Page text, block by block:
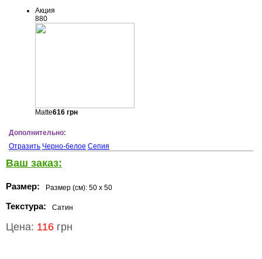
Акция
880
Matte616грн
Дополнительно:
Отразить Черно-белое Сепия
Ваш заказ:
Размер: Размер (см): 50 x 50
Текстура: Сатин
Цена: 116 грн